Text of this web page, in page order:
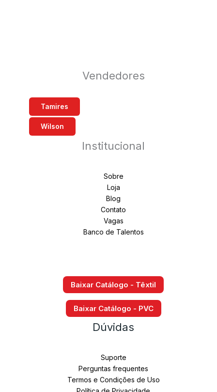
Vendedores
Tamires
Wilson
Institucional
Sobre
Loja
Blog
Contato
Vagas
Banco de Talentos
Baixar Catálogo - Têxtil
Baixar Catálogo - PVC
Dúvidas
Suporte
Perguntas frequentes
Termos e Condições de Uso
Facebook
Instagram
LinkedIn
TikTok
Youtube